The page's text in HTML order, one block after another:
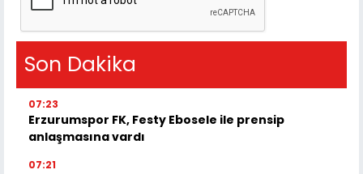
Son Dakika
07:23
Erzurumspor FK, Festy Ebosele ile prensip
anlaşmasına vardı
07:21